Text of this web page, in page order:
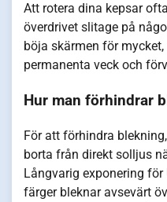
Att rotera dina kepsar
överdrivet slitage på
böja skärmen för
permanenta veck och
Hur man förhindrar
För att förhindra
borta från direkt solljus
Långvarig exponering
färger bleknar avsevärt